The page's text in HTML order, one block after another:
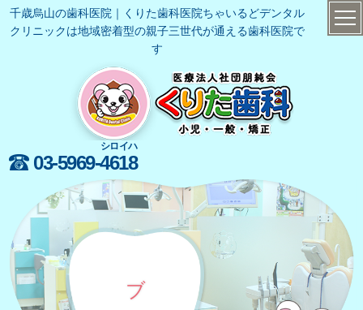
千歳烏山の歯科医院｜くりた歯科医院ちゃいるどデンタル
クリニックは地域密着型の親子三世代が通える歯科医院で
す
03-5969-4618
シロイハ
ブ